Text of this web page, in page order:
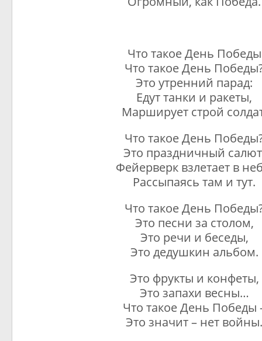
Что такое День Победы
Что такое День
Это утренний парад:
Едут танки и ракеты,
Марширует строй
Что такое День
Это праздничный
Фейерверк взлетает в
Рассыпаясь там и тут.
Что такое День
Это песни за столом,
Это речи и беседы,
Это дедушкин альбом.
Это фрукты и конфеты,
Это запахи весны…
Что такое День Победы
Это значит – нет